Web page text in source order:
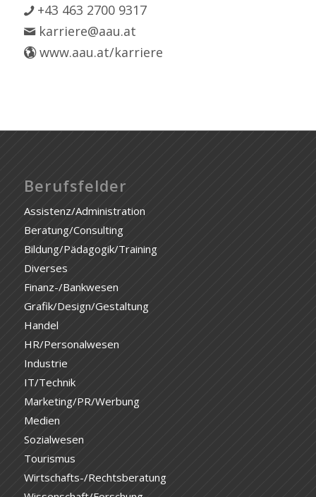
+43 463 2700 9317
karriere@aau.at
www.aau.at/karriere
Berufsfelder
Assistenz/Administration
Beratung/Consulting
Bildung/Pädagogik/Training
Diverses
Finanz-/Bankwesen
Grafik/Design/Gestaltung
Handel
HR/Personalwesen
Industrie
IT/Technik
Marketing/PR/Werbung
Medien
Sozialwesen
Tourismus
Wirtschafts-/Rechtsberatung